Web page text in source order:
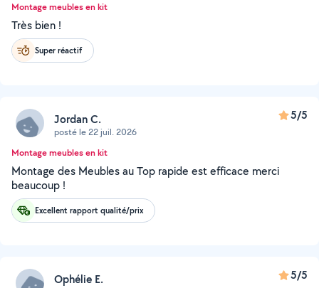
Montage meubles en kit
Très bien !
Super réactif
Jordan C.
posté le 22 juil. 2026
5/5
Montage meubles en kit
Montage des Meubles au Top rapide est efficace merci
beaucoup !
Excellent rapport qualité/prix
Ophélie E. 5/5